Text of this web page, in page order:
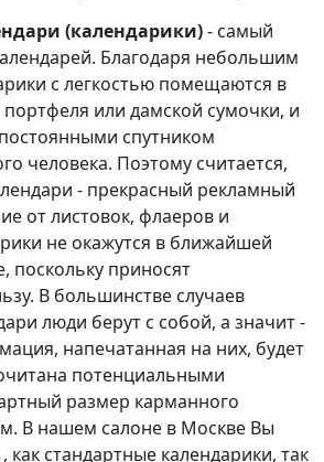
(календарики)- самый
Благодаря небольшим
с легкостью помещаются в
или дамской сумочки, и
спутником
человека. Поэтому считается,
- прекрасный рекламный
от листовок, флаеров и
не окажутся в ближайшей
поскольку приносят
В большинстве случаев
люди берут с собой, а значит -
напечатанная на них, будет
потенциальными
размер карманного
В нашем салоне в Москве Вы
как стандартные календарики, так